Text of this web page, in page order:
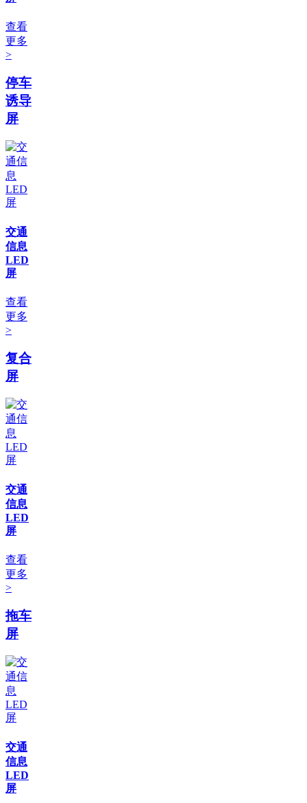
查看
更多
>
停车
诱导
屏
交通
信息
LED
屏
查看
更多
>
复合
屏
交通
信息
LED
屏
查看
更多
>
拖车
屏
交通
信息
LED
屏